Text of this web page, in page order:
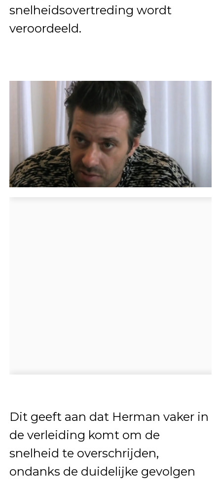
snelheidsovertreding wordt
veroordeeld.
Dit geeft aan dat Herman vaker in
de verleiding komt om de
snelheid te overschrijden,
ondanks de duidelijke gevolgen